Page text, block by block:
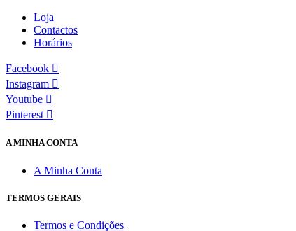
Loja
Contactos
Horários
Facebook
Instagram
Youtube
Pinterest
A MINHA CONTA
A Minha Conta
TERMOS GERAIS
Termos e Condições